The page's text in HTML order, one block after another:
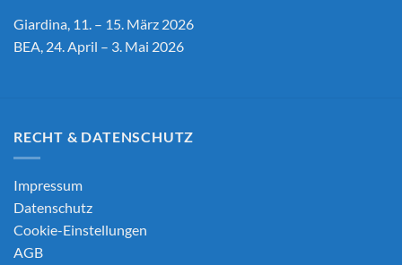
Giardina, 11. – 15. März 2026
BEA, 24. April – 3. Mai 2026
RECHT & DATENSCHUTZ
Impressum
Datenschutz
Cookie-Einstellungen
AGB